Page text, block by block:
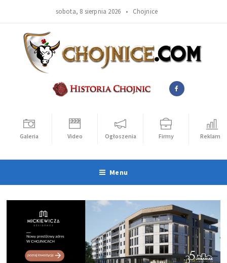
sobota, 8 sierpnia 2026 • Chojnice
Galeria Video Ogłoszenia Firmy Reklama
Menu